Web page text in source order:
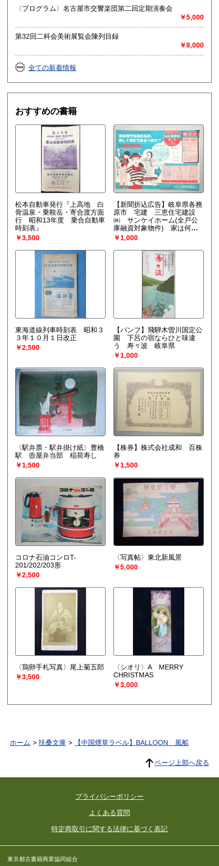
愛知県江南市前飛保町栄284 扶桑文庫 担当井
上
取り扱い分野
総記、哲学宗教、歴史、社会科学、自然科学、美術工芸、国
語国文、外国文学、古典籍、近代文献、趣味、外国書、サブ
カルチャー、古書一般（その他）
古文書・和本・刷り物・絵葉書・近代文献資料・エフェメラ
〈プログラム〉名古屋市交響楽団第二回定期演奏会
￥5,000
第32回二科会美術展覧会陳列目録
￥8,000
全ての新着情報
おすすめの書籍
松本自動車発行『上高地 白
骨温泉・乗鞍岳・寄合渡方面
行 昭和13年度 乗合自動車
時刻表』
￥3,500
【新聞折込広告】岐阜県各務
原市 宅建 三恵住宅建設
㈱ サンケイホーム(全戸公
庫融資対象物件) 家は何代
も住むもの、美しく頑丈であ
るべきだ!!
￥1,000
東海道線列車時刻表 昭和３
３年１０月１日改正
￥2,500
【パンフ】飛騨木曽川国定公
園 下呂の宿ならひと味違
う 寿々波 岐阜県
￥1,000
〈駅弁票・駅弁掛け紙〉豊橋
駅 壺屋弁当部 稲荷寿し
￥1,500
【株券】株式会社成和 百株
券
￥1,500
コロナ石油コンロT-
201/202/203形
￥2,500
〈写真帖〉東北新風景
￥5,000
〈鶏卵手札写真〉尾上菊五郎
￥3,500
〈シオリ〉A MERRY
CHRISTMAS
￥3,000
ホーム 扶桑文庫 【中国煙草ラベル】BALLOON 風船
ページ上部へ戻る
プライバシーポリシー
よくある質問
特定商取引に関する法律に基づく表記
東京都古書籍商業協同組合